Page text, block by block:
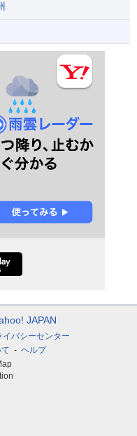
JAPAN
イバシーセンター
ヘルプ